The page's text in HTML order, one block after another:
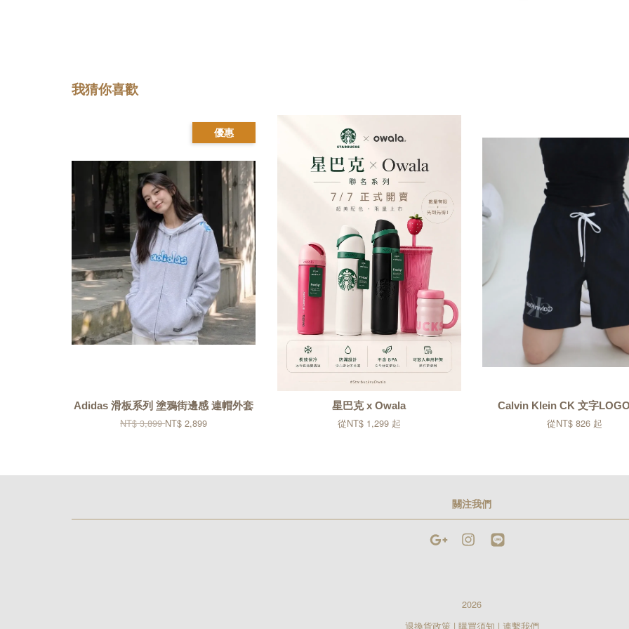
我猜你喜歡
優惠
Adidas 滑板系列 塗鴉街邊感 連帽外套
NT$ 3,899NT$ 2,899
星巴克 x Owala
從NT$ 1,299 起
Calvin Klein CK 文字
從NT$ 826 起
關注我們
Google Instagram
2026
退換貨政策 | 購買須知 | 連繫我們